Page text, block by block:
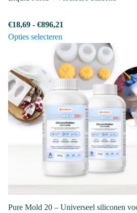
€18,69 - €896,21
tot
€896,21
Opties selecteren
product
heeft
meerdere
optie
kan
gekozen
worden
op
Pure Mold 20 – Universeel siliconen